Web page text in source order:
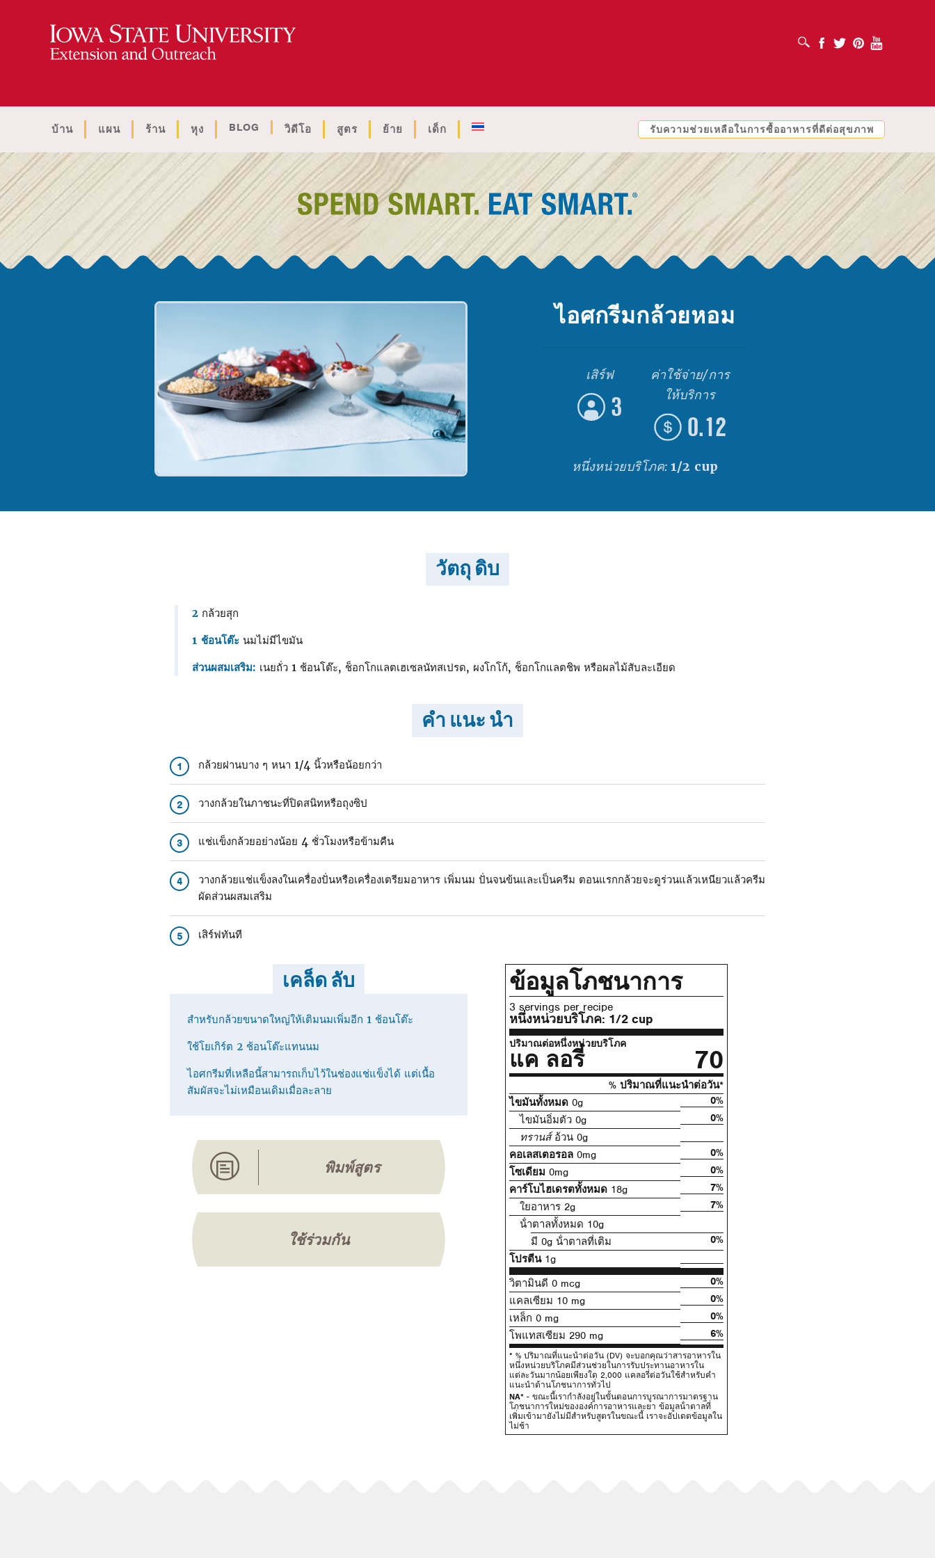
เปิดช่องค้นหา Facebook
Twitter PinterestYoutube
บ้าน แผน ร้าน หุง BLOG วิดีโอ สูตร ย้าย เด็ก รับความช่วยเหลือในการซื้ออาหารที่ดีต่อสุขภาพ
ไอศกรีมกล้วยหอม
เสิร์ฟ
3
ค่าใช้จ่าย/การ
ให้บริการ
0.12
หนึ่งหน่วยบริโภค: 1/2 cup
วัตถุ ดิบ
2 กล้วยสุก
1 ช้อนโต๊ะ นมไม่มีไขมัน
ส่วนผสมเสริม: เนยถั่ว 1 ช้อนโต๊ะ, ช็อกโกแลตเฮเซลนัทสเปรด, ผงโกโก้, ช็อกโกแลตชิพ หรือผลไม้สับละเอียด
คำ แนะ นำ
1 กล้วยฝานบาง ๆ หนา 1/4 นิ้วหรือน้อยกว่า
2 วางกล้วยในภาชนะที่ปิดสนิทหรือถุงซิป
3 แช่แข็งกล้วยอย่างน้อย 4 ชั่วโมงหรือข้ามคืน
4
วางกล้วยแช่แข็งลงในเครื่องปั่นหรือเครื่องเตรียมอาหาร เพิ่มนม ปั่นจนข้นและเป็นครีม ตอนแรกกล้วยจะดูร่วนแล้วเหนียวแล้วครีม
ผัดส่วนผสมเสริม
5 เสิร์ฟทันที
เคล็ด ลับ
สําหรับกล้วยขนาดใหญ่ให้เติมนมเพิ่มอีก 1 ช้อนโต๊ะ
ใช้โยเกิร์ต 2 ช้อนโต๊ะแทนนม
ไอศกรีมที่เหลือนี้สามารถเก็บไว้ในช่องแช่แข็งได้ แต่เนื้อ
สัมผัสจะไม่เหมือนเดิมเมื่อละลาย
พิมพ์สูตร
ใช้ร่วมกัน
ข้อมูลโภชนาการ
3 servings per recipe
หนึ่งหน่วยบริโภค: 1/2 cup
ปริมาณต่อหนึ่งหน่วยบริโภค
แค ลอรี่ 70
% ปริมาณที่แนะนําต่อวัน*
ไขมันทั้งหมด 0g
0%
ไขมันอิ่มตัว 0g
0%
ทรานส์อ้วน 0g
คอเลสเตอรอล 0mg
0%
โซเดียม 0mg
0%
คาร์โบไฮเดรตทั้งหมด 18g
7%
ใยอาหาร 2g
7%
น้ําตาลทั้งหมด 10g
มี 0g น้ําตาลที่เติม
0%
โปรตีน1g
วิตามินดี 0 mcg
0%
แคลเซียม 10 mg
0%
เหล็ก 0 mg
0%
โพแทสเซียม 290 mg
6%
* % ปริมาณที่แนะนําต่อวัน (DV) จะบอกคุณว่าสารอาหารใน
หนึ่งหน่วยบริโภคมีส่วนช่วยในการรับประทานอาหารใน
แต่ละวันมากน้อยเพียงใด 2,000 แคลอรี่ต่อวันใช้สําหรับคํา
แนะนําด้านโภชนาการทั่วไป
NA* - ขณะนี้เรากําลังอยู่ในขั้นตอนการบูรณาการมาตรฐาน
โภชนาการใหม่ขององค์การอาหารและยา ข้อมูลน้ําตาลที่
เพิ่มเข้ามายังไม่มีสําหรับสูตรในขณะนี้ เราจะอัปเดตข้อมูลใน
ไม่ช้า